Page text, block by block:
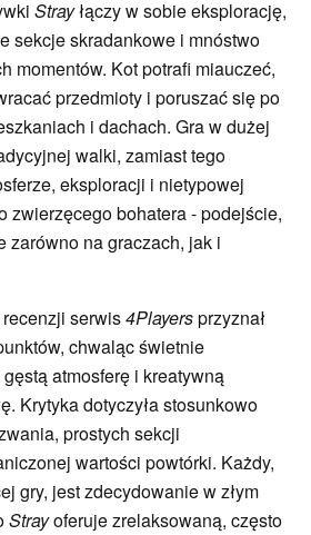
Strayłączy w sobie eksplorację,
sekcje skradankowe i mnóstwo
momentów. Kot potrafi miauczeć,
przedmioty i poruszać się po
i dachach. Gra w dużej
walki, zamiast tego
eksploracji i nietypowej
zwierzęcego bohatera - podejście,
zarówno na graczach, jak i
serwis4Playersprzyznał
chwaląc świetnie
atmosferę i kreatywną
Krytyka dotyczyła stosunkowo
prostych sekcji
wartości powtórki. Każdy,
gry, jest zdecydowanie w złym
Strayoferuje zrelaksowaną, często